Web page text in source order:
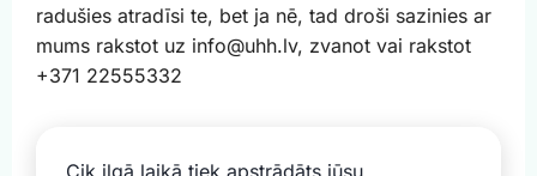
radušies atradīsi te, bet ja nē, tad droši sazinies ar
mums rakstot uz info@uhh.lv, zvanot vai rakstot
+371 22555332
Cik ilgā laikā tiek apstrādāts jūsu